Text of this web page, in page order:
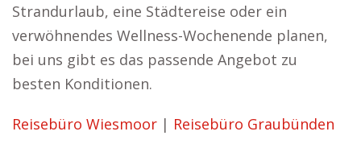
Strandurlaub, eine Städtereise oder ein
verwöhnendes Wellness-Wochenende planen,
bei uns gibt es das passende Angebot zu
besten Konditionen.
Reisebüro Wiesmoor | Reisebüro Graubünden